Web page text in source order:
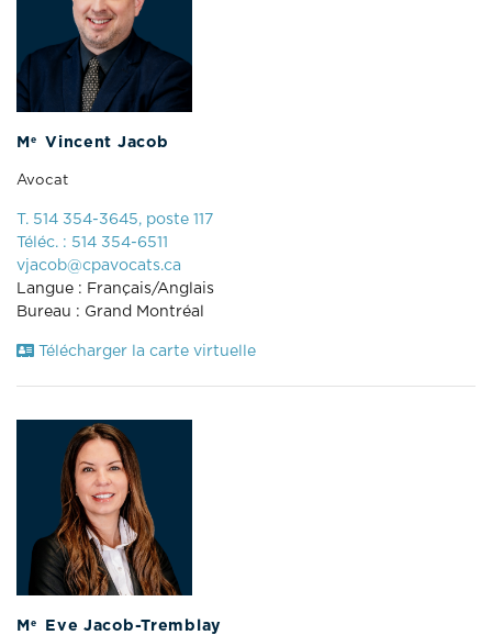
M e Vincent Jacob
Avocat
T. 514 354-3645, poste 117
Téléc. : 514 354-6511
vjacob@cpavocats.ca
Langue : Français/Anglais
Bureau : Grand Montréal
Télécharger la carte virtuelle
M e Eve Jacob-Tremblay